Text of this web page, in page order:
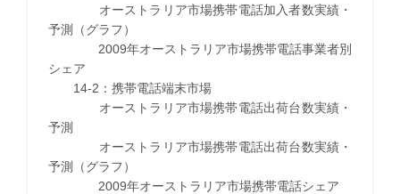
オーストラリア市場携帯電話加入者数実績・
予測（グラフ）
2009年オーストラリア市場携帯電話事業者別
シェア
14-2：携帯電話端末市場
オーストラリア市場携帯電話出荷台数実績・
予測
オーストラリア市場携帯電話出荷台数実績・
予測（グラフ）
2009年オーストラリア市場携帯電話シェア